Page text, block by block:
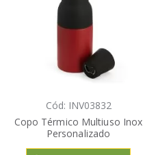
Cód: INV03832
Copo Térmico Multiuso Inox
Personalizado